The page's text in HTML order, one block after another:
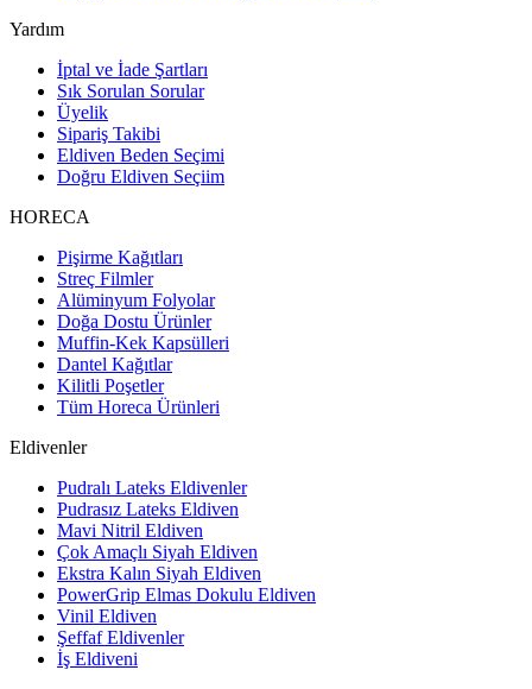
Yardım
İptal ve İade Şartları
Sık Sorulan Sorular
Üyelik
Sipariş Takibi
Eldiven Beden Seçimi
Doğru Eldiven Seçiim
HORECA
Pişirme Kağıtları
Streç Filmler
Alüminyum Folyolar
Doğa Dostu Ürünler
Muffin-Kek Kapsülleri
Dantel Kağıtlar
Kilitli Poşetler
Tüm Horeca Ürünleri
Eldivenler
Pudralı Lateks Eldivenler
Pudrasız Lateks Eldiven
Mavi Nitril Eldiven
Çok Amaçlı Siyah Eldiven
Ekstra Kalın Siyah Eldiven
PowerGrip Elmas Dokulu Eldiven
Vinil Eldiven
Şeffaf Eldivenler
İş Eldiveni